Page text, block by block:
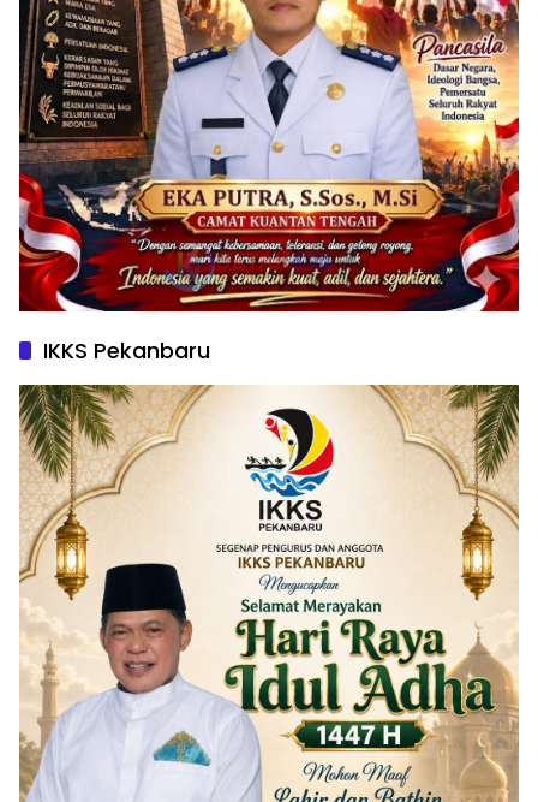
IKKS Pekanbaru